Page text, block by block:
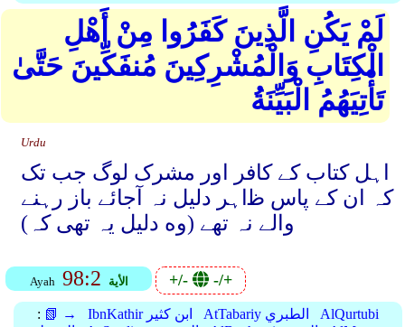
لَمْ يَكُنِ الَّذِينَ كَفَرُوا مِنْ أَهْلِ
الْكِتَابِ وَالْمُشْرِكِينَ مُنفَكِّينَ حَتَّىٰ
تَأْتِيَهُمُ الْبَيِّنَةُ
Urdu
اہل کتاب کے کافر اور مشرک لوگ جب تک
کہ ان کے پاس ﻇاہر دلیل نہ آجائے باز رہنے
والے نہ تھے (وه دلیل یہ تھی کہ)
Ayah 98:2 الأية +/- -/+
: 📗 → IbnKathir ابن كثير AtTabariy الطبري
AlQurtubi